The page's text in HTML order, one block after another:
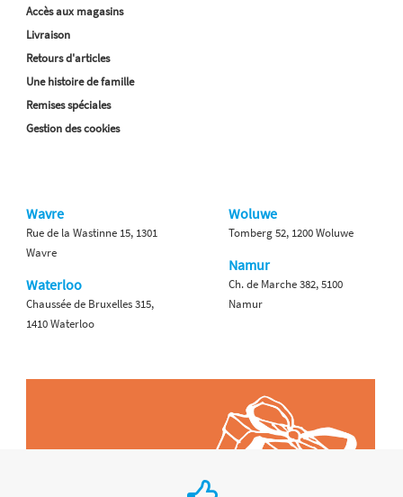
Accès aux magasins
Livraison
Retours d'articles
Une histoire de famille
Remises spéciales
Gestion des cookies
Wavre
Rue de la Wastinne 15, 1301
Wavre
Waterloo
Chaussée de Bruxelles 315,
1410 Waterloo
Woluwe
Tomberg 52, 1200 Woluwe
Namur
Ch. de Marche 382, 5100
Namur